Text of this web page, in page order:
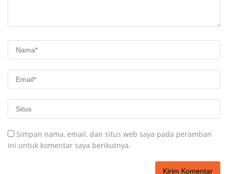
Simpan nama, email, dan situs web saya pada peramban
ini untuk komentar saya berikutnya.